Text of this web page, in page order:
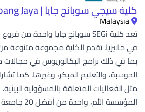
كلية سيجي سوبانج جايا | SEGI College Subang Jaya
Malaysia
في ماليزيا. تقدم الكلية مجموعة متنوعة من
بما في ذلك برامج البكالوريوس في
الحوسبة، والتعليم المبكر، وغيرها. كما
المؤسسة